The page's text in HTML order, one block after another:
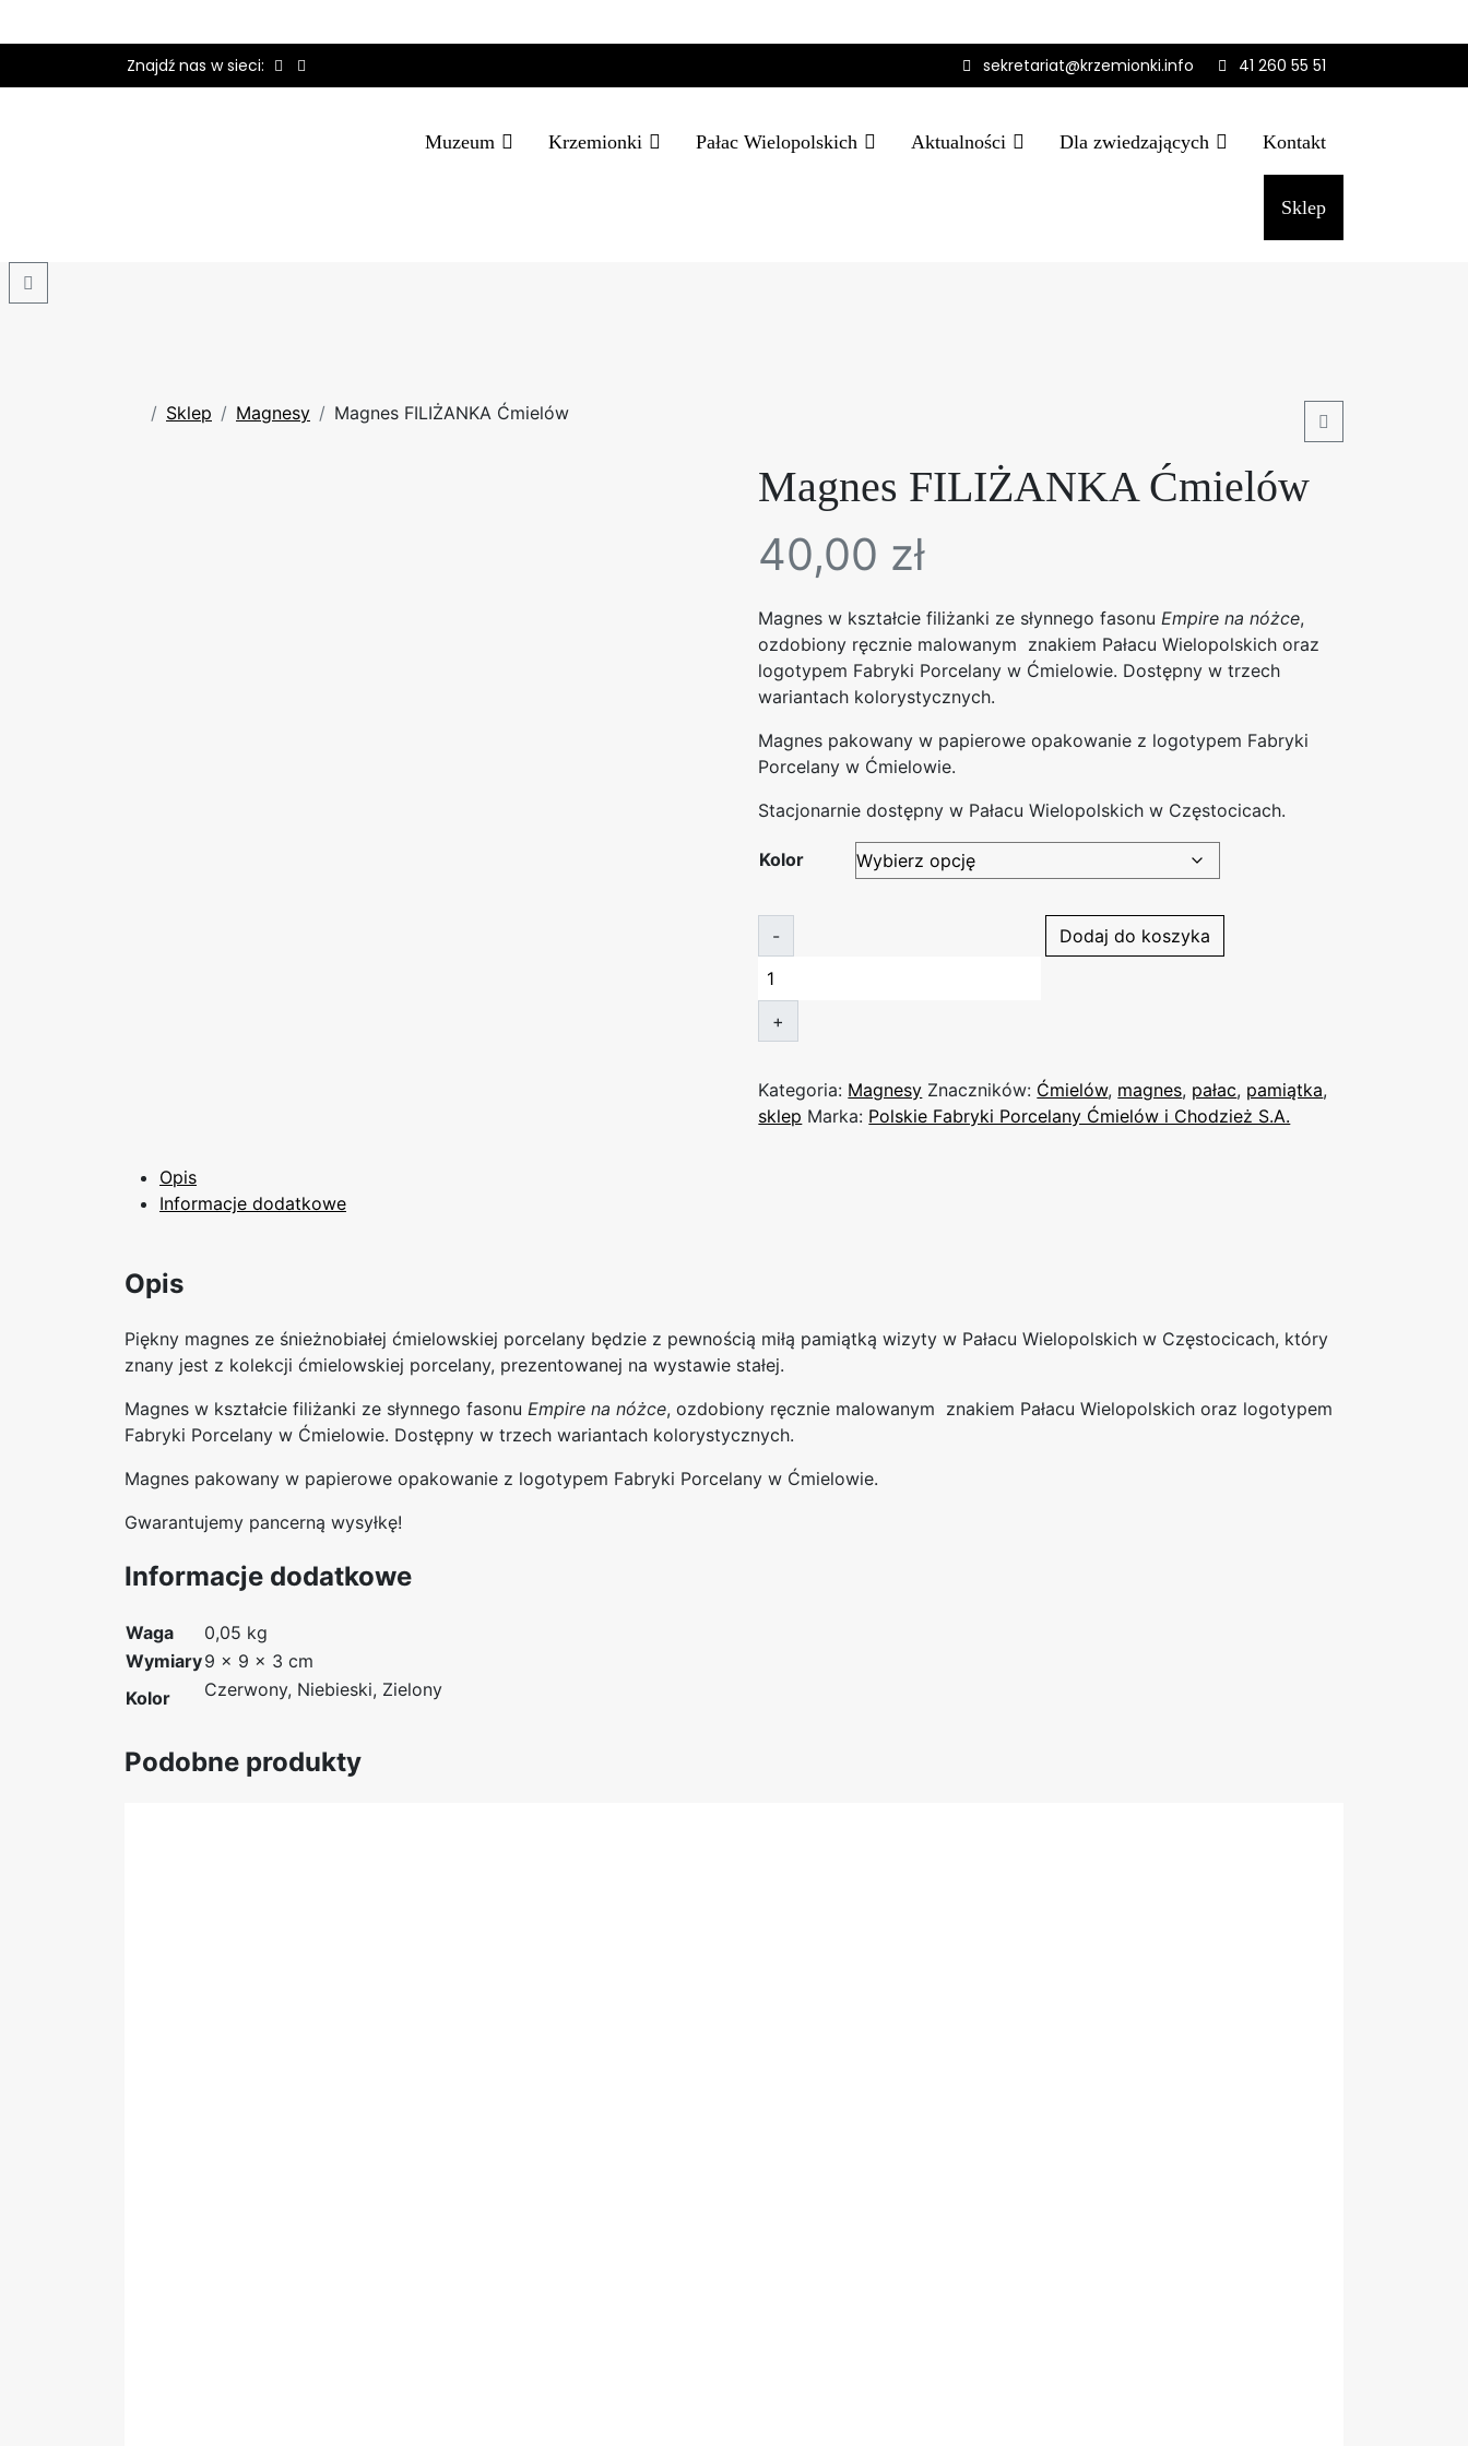
Znajdź nas w sieci: 41 260 55 51
sekretariat@krzemionki.info
Muzeum Krzemionki Pałac Wielopolskich Aktualności Dla zwiedzających Kontakt
Sklep
Sklep Magnesy Magnes FILIŻANKA Ćmielów
Magnes FILIŻANKA Ćmielów
40,00 zł
Magnes w kształcie filiżanki ze słynnego fasonuEmpire na nóżce,
ozdobiony ręcznie malowanym znakiem Pałacu Wielopolskich oraz
logotypem Fabryki Porcelany w Ćmielowie. Dostępny w trzech
wariantach kolorystycznych.
Magnes pakowany w papierowe opakowanie z logotypem Fabryki
Porcelany w Ćmielowie.
Stacjonarnie dostępny w Pałacu Wielopolskich w Częstocicach.
Kolor
-
l
ś
M
a
Ż
N
K
Ć
+
Dodaj do koszyka
Kategoria: Magnesy Znaczników: Ćmielów, magnes, pałac, pamiątka,
sklep Marka: Polskie Fabryki Porcelany Ćmielów i Chodzież S.A.
Opis
Informacje dodatkowe
Opis
Piękny magnes ze śnieżnobiałej ćmielowskiej porcelany będzie z pewnością miłą pamiątką wizyty w Pałacu Wielopolskich w Częstocicach, który
znany jest z kolekcji ćmielowskiej porcelany, prezentowanej na wystawie stałej.
Magnes w kształcie filiżanki ze słynnego fasonu Empire na nóżce, ozdobiony ręcznie malowanym znakiem Pałacu Wielopolskich oraz logotypem
Fabryki Porcelany w Ćmielowie. Dostępny w trzech wariantach kolorystycznych.
Magnes pakowany w papierowe opakowanie z logotypem Fabryki Porcelany w Ćmielowie.
Gwarantujemy pancerną wysyłkę!
Informacje dodatkowe
Waga
0,05 kg
Wymiary9 × 9 × 3 cm
Kolor
Czerwony, Niebieski, Zielony
Podobne produkty